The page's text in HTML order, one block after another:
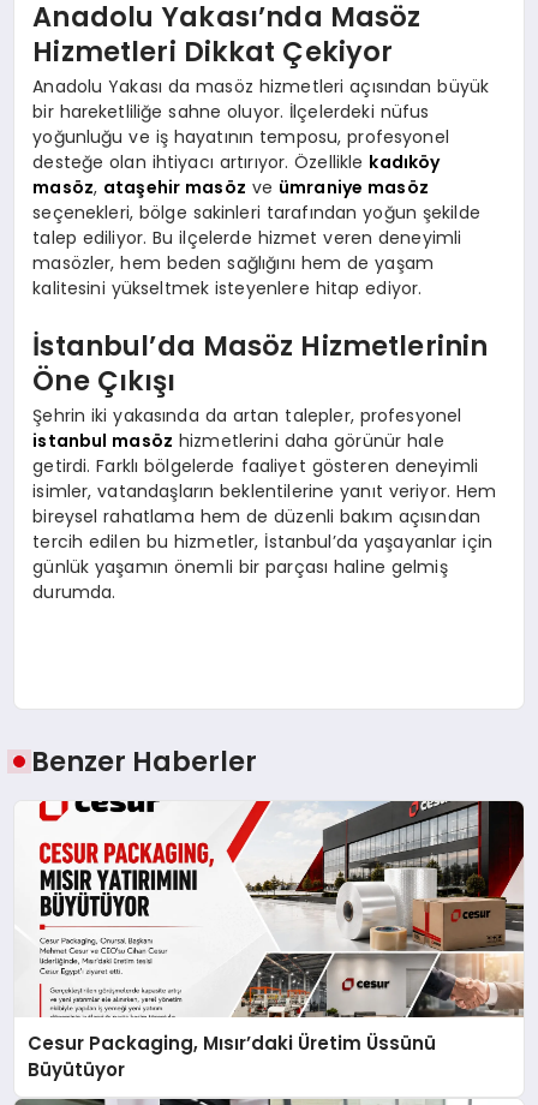
Anadolu Yakası’nda Masöz
Hizmetleri Dikkat Çekiyor
Anadolu Yakası da masöz hizmetleri açısından büyük
bir hareketliliğe sahne oluyor. İlçelerdeki nüfus
yoğunluğu ve iş hayatının temposu, profesyonel
desteğe olan ihtiyacı artırıyor. Özellikle kadıköy
masöz, ataşehir masöz ve ümraniye masöz
seçenekleri, bölge sakinleri tarafından yoğun şekilde
talep ediliyor. Bu ilçelerde hizmet veren deneyimli
masözler, hem beden sağlığını hem de yaşam
kalitesini yükseltmek isteyenlere hitap ediyor.
İstanbul’da Masöz Hizmetlerinin
Öne Çıkışı
Şehrin iki yakasında da artan talepler, profesyonel
istanbul masöz hizmetlerini daha görünür hale
getirdi. Farklı bölgelerde faaliyet gösteren deneyimli
isimler, vatandaşların beklentilerine yanıt veriyor. Hem
bireysel rahatlama hem de düzenli bakım açısından
tercih edilen bu hizmetler, İstanbul’da yaşayanlar için
günlük yaşamın önemli bir parçası haline gelmiş
durumda.
Benzer Haberler
Cesur Packaging, Mısır’daki Üretim Üssünü
Büyütüyor